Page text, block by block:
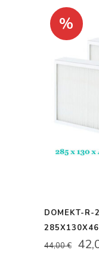
%
DOMEKT-R-
44,00€